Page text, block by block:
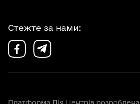
Стежте за нами: